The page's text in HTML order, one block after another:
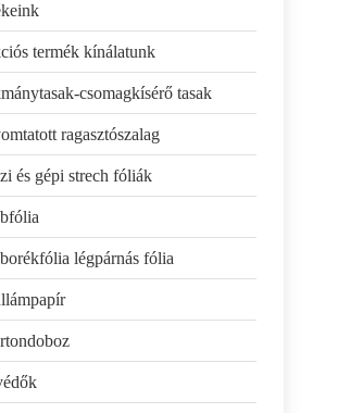
termék kínálatunk
csomagkísérő tasak
ragasztószalag
és gépi strech fóliák
légpárnás fólia